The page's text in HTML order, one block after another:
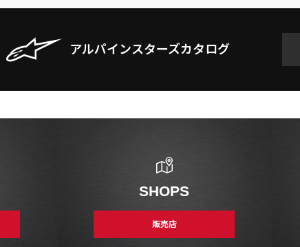
アルパインスターズカタログ
SHOPS
販売店